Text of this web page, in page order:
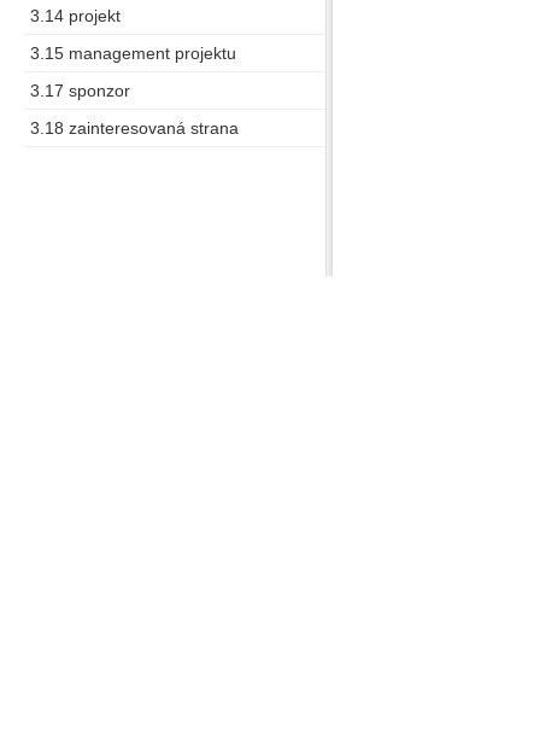
3.14 projekt
3.15 management projektu
3.17 sponzor
3.18 zainteresovaná strana